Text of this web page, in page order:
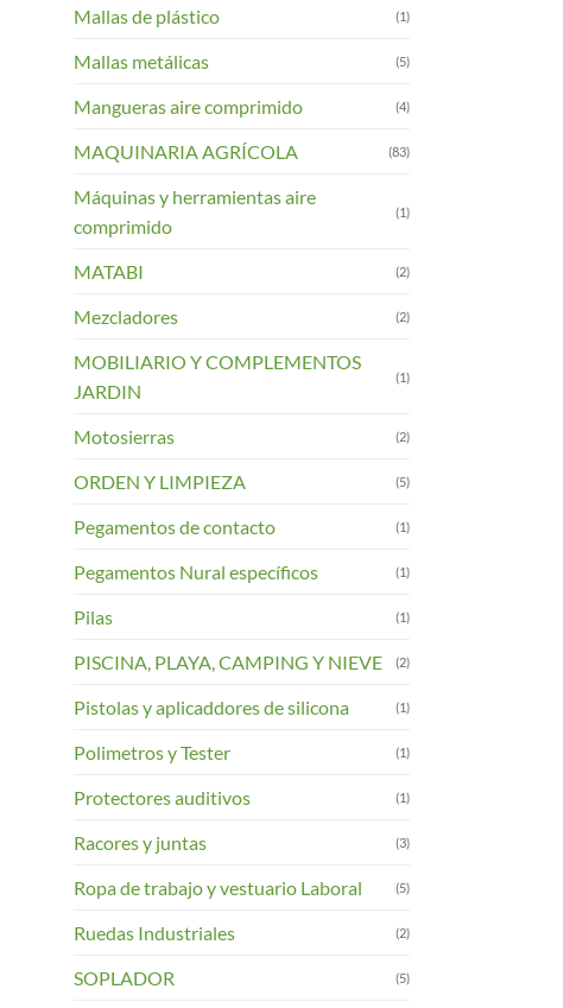
Mallas de plástico (1)
Mallas metálicas (5)
Mangueras aire comprimido (4)
MAQUINARIA AGRÍCOLA (83)
Máquinas y herramientas aire
comprimido
(1)
MATABI (2)
Mezcladores (2)
MOBILIARIO Y COMPLEMENTOS
JARDIN
(1)
Motosierras (2)
ORDEN Y LIMPIEZA (5)
Pegamentos de contacto (1)
Pegamentos Nural específicos (1)
Pilas (1)
PISCINA, PLAYA, CAMPING Y NIEVE (2)
Pistolas y aplicaddores de silicona (1)
Polimetros y Tester (1)
Protectores auditivos (1)
Racores y juntas (3)
Ropa de trabajo y vestuario Laboral (5)
Ruedas Industriales (2)
SOPLADOR (5)